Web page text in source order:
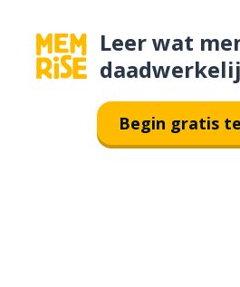
Leer wat
Begin gratis